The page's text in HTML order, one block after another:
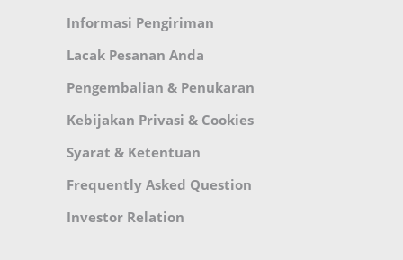
Informasi Pengiriman
Lacak Pesanan Anda
Pengembalian & Penukaran
Kebijakan Privasi & Cookies
Syarat & Ketentuan
Frequently Asked Question
Investor Relation